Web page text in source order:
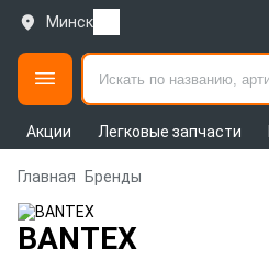
Минск
Акции Легковые запчасти
Главная Бренды
BANTEX